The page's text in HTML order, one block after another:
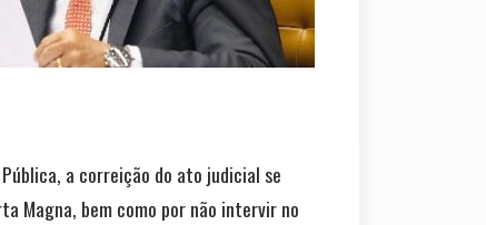
a correição do ato judicial se
Magna, bem como por não intervir no